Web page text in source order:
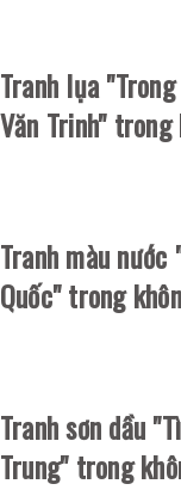
Tranh lụa
Văn Trinh"
Tranh màu nước
Quốc" trong
Tranh sơn dầu
Trung" trong